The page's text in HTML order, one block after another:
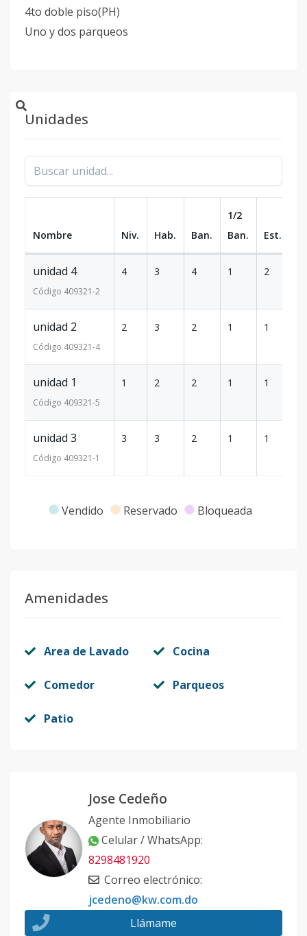
4to doble piso(PH)
Uno y dos parqueos
Unidades
Nombre Niv. Hab. Ban.
1/2
Ban.
Est.
unidad 4
Código 409321-2
4 3 4 1 2
unidad 2
Código 409321-4
2 3 2 1 1
unidad 1
Código 409321-5
1 2 2 1 1
unidad 3
Código 409321-1
3 3 2 1 1
Vendido Reservado Bloqueada
Amenidades
Area de Lavado Cocina
Comedor Parqueos
Patio
Jose Cedeño
Agente Inmobiliario
Celular / WhatsApp:
8298481920
Correo electrónico:
jcedeno@kw.com.do
Llámame